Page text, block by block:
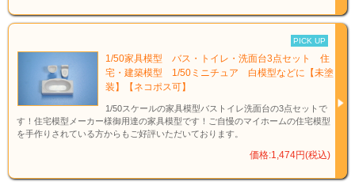
PICK UP
1/50家具模型 バス・トイレ・洗面台3点セット 住
宅・建築模型 1/50ミニチュア 白模型などに【未塗
装】【ネコポス可】
1/50スケールの家具模型バストイレ洗面台の3点セットで
す！住宅模型メーカー様御用達の家具模型です！ご自慢のマイホームの住宅模型
を手作りされている方からもご好評いただいております。
価格:1,474円(税込)